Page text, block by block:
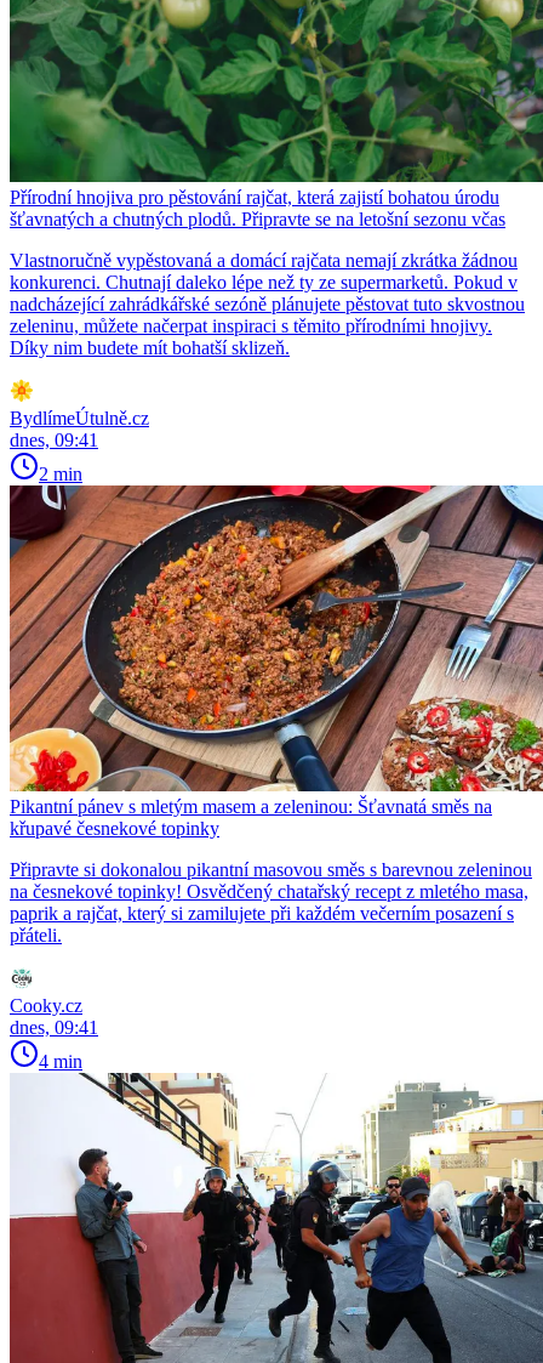
Přírodní hnojiva pro pěstování rajčat, která zajistí bohatou úrodu
šťavnatých a chutných plodů. Připravte se na letošní sezonu včas
Vlastnoručně vypěstovaná a domácí rajčata nemají zkrátka žádnou
konkurenci. Chutnají daleko lépe než ty ze supermarketů. Pokud v
nadcházející zahrádkářské sezóně plánujete pěstovat tuto skvostnou
zeleninu, můžete načerpat inspiraci s těmito přírodními hnojivy.
Díky nim budete mít bohatší sklizeň.
BydlímeÚtulně.cz
dnes, 09:41
2 min
Pikantní pánev s mletým masem a zeleninou: Šťavnatá směs na
křupavé česnekové topinky
Připravte si dokonalou pikantní masovou směs s barevnou zeleninou
na česnekové topinky! Osvědčený chatařský recept z mletého masa,
paprik a rajčat, který si zamilujete při každém večerním posazení s
přáteli.
Cooky.cz
dnes, 09:41
4 min